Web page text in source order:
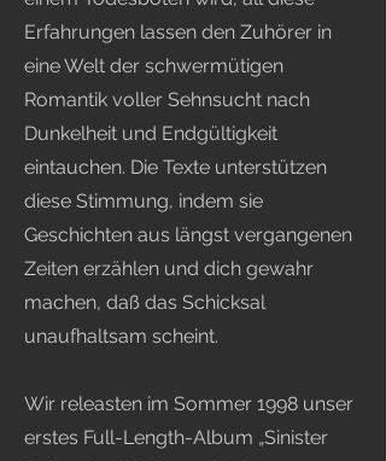
Erfahrungen lassen den Zuhörer in
eine Welt der schwermütigen
Romantik voller Sehnsucht nach
Dunkelheit und Endgültigkeit
eintauchen. Die Texte unterstützen
diese Stimmung, indem sie
Geschichten aus längst vergangenen
Zeiten erzählen und dich gewahr
machen, daß das Schicksal
unaufhaltsam scheint.
Wir releasten im Sommer 1998 unser
erstes Full-Length-Album „Sinister